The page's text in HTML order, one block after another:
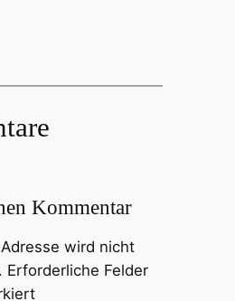
Kommentar
wird nicht
Erforderliche Felder